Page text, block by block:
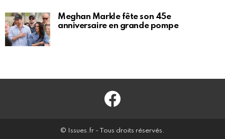
Meghan Markle fête son 45e
anniversaire en grande pompe
Facebook
© Issues.fr - Tous droits réservés.